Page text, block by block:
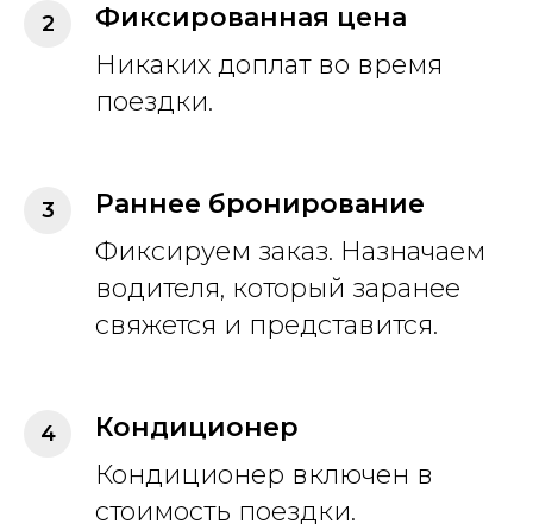
Фиксированная цена
Никаких доплат во время
поездки.
Раннее бронирование
Фиксируем заказ. Назначаем
водителя, который заранее
свяжется и представится.
Кондиционер
Кондиционер включен в
стоимость поездки.